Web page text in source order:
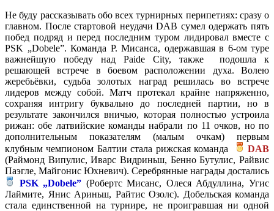
Не буду рассказывать обо всех турнирных перипетиях: сразу о
главном. После стартовой неудачи DAB сумел одержать пять
побед подряд и перед последним туром лидировал вместе с
PSK „Dobele”. Команда Р. Мисанса, одержавшая в 6-ом туре
важнейшую победу над Paide City, также подошла к
решающей встрече в боевом расположении духа. Волею
жеребьёвки, судьба золотых наград решилась во встрече
лидеров между собой. Матч протекал крайне напряженно,
сохраняя интригу буквально до последней партии, но в
результате закончился вничью, которая полностью устроила
рижан: обе латвийские команды набрали по 11 очков, но по
дополнительным показателям (малым очкам) первым
клубным чемпионом Балтии стала рижская команда
DAB
(Раймонд Випулис, Иварс Видриньш, Бенно Бутулис, Райвис
Паэгле, Майгонис Юхневич). Серебрянные награды достались
PSK„Dobele” (Робертс Мисанс, Олеся Абдуллина, Угис
Лаймите, Янис Ариньш, Райтис Озолс). Добельская команда
стала единственной на турнире, не проигравшая ни одной